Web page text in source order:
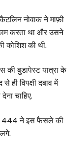
नोवाक ने माफ़ी
करता था और उसने
कोशिश की थी.
की बुडापेस्ट यात्रा के
ही विपक्षी दबाव में
चाहिए.
444 ने इस फैसले की